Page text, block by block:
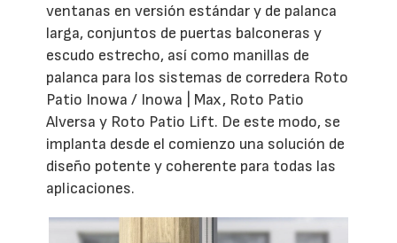
ventanas en versión estándar y de palanca
larga, conjuntos de puertas balconeras y
escudo estrecho, así como manillas de
palanca para los sistemas de corredera Roto
Patio Inowa / Inowa | Max, Roto Patio
Alversa y Roto Patio Lift. De este modo, se
implanta desde el comienzo una solución de
diseño potente y coherente para todas las
aplicaciones.